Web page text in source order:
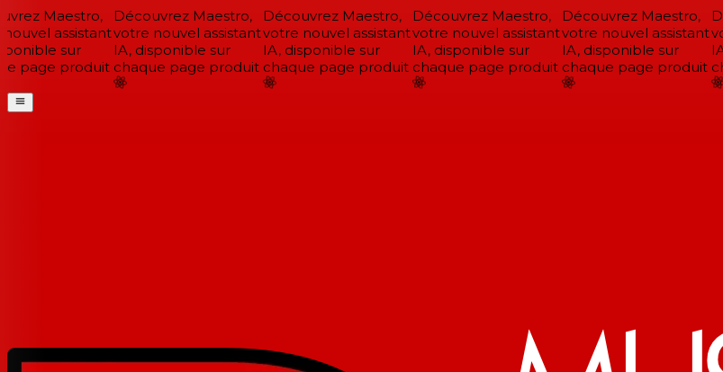
Maestro,
assistant
sur
page produit
Découvrez Maestro,
votre nouvel assistant
IA, disponible sur
chaque page produit
Découvrez Maestro,
votre nouvel assistant
IA, disponible sur
chaque page produit
Découvrez Maestro,
votre nouvel assistant
IA, disponible sur
chaque page produit
Découvrez Maestro,
votre nouvel assistant
IA, disponible sur
chaque page produit